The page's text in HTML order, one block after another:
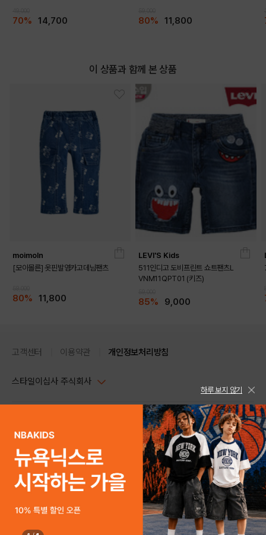
70% 14,700 80% 11,800
이 상품과 함께 본 상품
moimoln
[모이몰른] 옷핀발염카고데님팬츠
80% 11,800
LEVI'S Kids
511인디고 도비프린트 쇼트팬츠L
VNM11QPT01 (키즈)
85% 9,000
고객센터 이용약관 개인정보처리방침
스타일이십사 주식회사
주소 : 서울시 강남구 논현로 633, 6층 (논현동, 한세엠케이빌딩)
사업자등록번호 : 116-81-32499
통신판매업신고번호 : 제 2024-서울강남-04239
호스팅 서비스 : 스타일이십사㈜
고객센터 1544-5336(평일 09:00~ 18:00 토/일/공휴일 휴무)
스타일24 고객센터 1544-5336
평일 09:00~ 18:00 (토/일/공휴일 휴무)
help Email : help@style24.com
COPYRIGHTⓒ2021 STYLE24 ALL RIGHTS RESERVED.
하루 보지 않기